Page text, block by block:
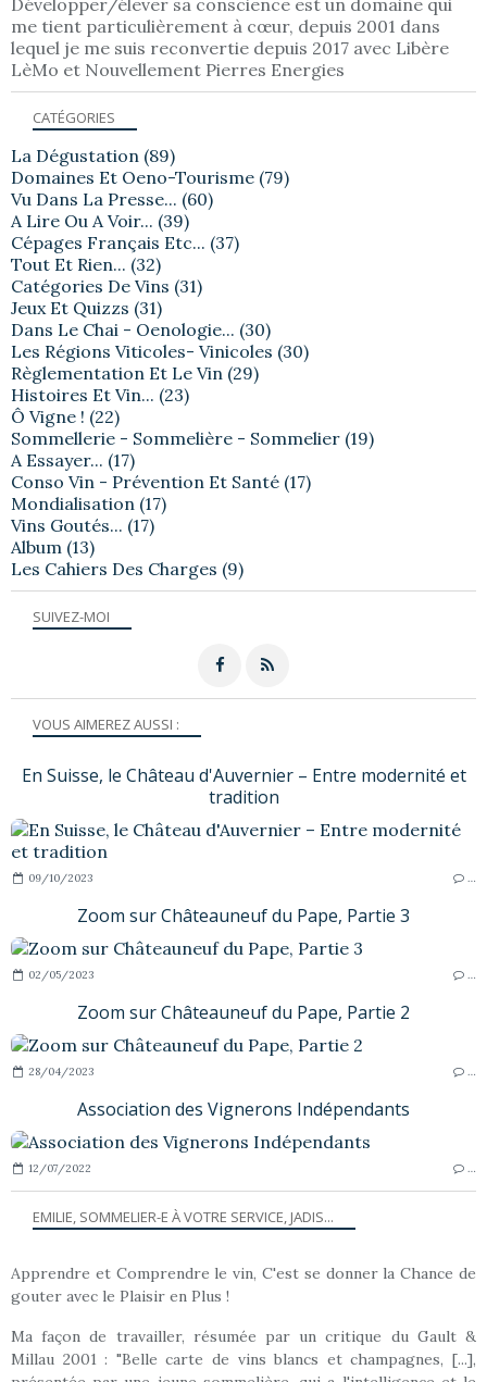
SUIVEZ-MOI
me tient particulièrement à cœur, depuis 2001 dans
lequel je me suis reconvertie depuis 2017 avec Libère
LèMo et Nouvellement Pierres Energies
VOUS AIMEREZ AUSSI :
En Suisse, le Château d'Auvernier – Entre modernité et
tradition
09/10/2023
Zoom sur Châteauneuf du Pape, Partie 3
02/05/2023
Zoom sur Châteauneuf du Pape, Partie 2
28/04/2023
Association des Vignerons Indépendants
12/07/2022
CATÉGORIES
La Dégustation (89)
Domaines Et Oeno-Tourisme (79)
Vu Dans La Presse... (60)
A Lire Ou A Voir... (39)
Cépages Français Etc... (37)
Tout Et Rien... (32)
Catégories De Vins (31)
Jeux Et Quizzs (31)
Dans Le Chai - Oenologie... (30)
Les Régions Viticoles- Vinicoles (30)
Règlementation Et Le Vin (29)
Histoires Et Vin... (23)
Ô Vigne ! (22)
Sommellerie - Sommelière - Sommelier (19)
A Essayer... (17)
Conso Vin - Prévention Et Santé (17)
Mondialisation (17)
Vins Goutés... (17)
Album (13)
Les Cahiers Des Charges (9)
EMILIE, SOMMELIER-E À VOTRE SERVICE, JADIS...
Apprendre et Comprendre le vin, C'est se donner la Chance de
gouter avec le Plaisir en Plus !
Ma façon de travailler, résumée par un critique du Gault &
Millau 2001 : "Belle carte de vins blancs et champagnes, [...],